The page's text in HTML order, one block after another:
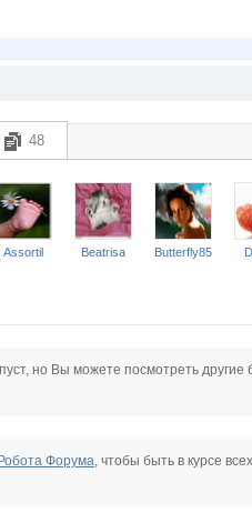
48
Assortil Beatrisa Butterfly85
но Вы можете посмотреть другие
Форума, чтобы быть в курсе